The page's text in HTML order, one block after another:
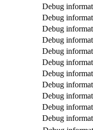
Debug
Debug
Debug
Debug
Debug
Debug
Debug
Debug
Debug
Debug
Debug